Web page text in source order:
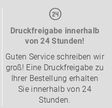
Druckfreigabe innerhalb
von 24 Stunden!
Guten Service schreiben wir
groß! Eine Druckfreigabe zu
Ihrer Bestellung erhalten
Sie innerhalb von 24
Stunden.